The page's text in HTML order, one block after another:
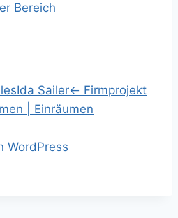
Bereich
Ida Sailer← Firmprojekt
| Einräumen
WordPress